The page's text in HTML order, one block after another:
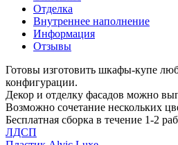
Отделка
Внутреннее наполнение
Информация
Отзывы
Готовы изготовить шкафы-купе
конфигурации.
Декор и отделку фасадов можно
Возможно сочетание нескольких
Бесплатная сборка в течение 1-2
ЛДСП